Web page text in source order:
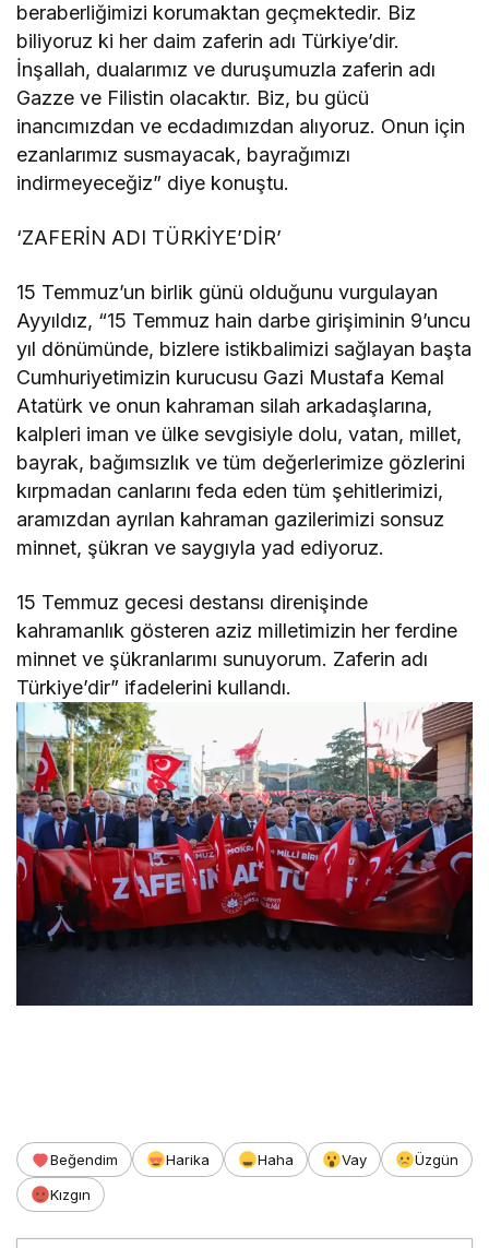
beraberliğimizi korumaktan geçmektedir. Biz
biliyoruz ki her daim zaferin adı Türkiye’dir.
İnşallah, dualarımız ve duruşumuzla zaferin adı
Gazze ve Filistin olacaktır. Biz, bu gücü
inancımızdan ve ecdadımızdan alıyoruz. Onun için
ezanlarımız susmayacak, bayrağımızı
indirmeyeceğiz” diye konuştu.
‘ZAFERİN ADI TÜRKİYE’DİR’
15 Temmuz’un birlik günü olduğunu vurgulayan
Ayyıldız, “15 Temmuz hain darbe girişiminin 9’uncu
yıl dönümünde, bizlere istikbalimizi sağlayan başta
Cumhuriyetimizin kurucusu Gazi Mustafa Kemal
Atatürk ve onun kahraman silah arkadaşlarına,
kalpleri iman ve ülke sevgisiyle dolu, vatan, millet,
bayrak, bağımsızlık ve tüm değerlerimize gözlerini
kırpmadan canlarını feda eden tüm şehitlerimizi,
aramızdan ayrılan kahraman gazilerimizi sonsuz
minnet, şükran ve saygıyla yad ediyoruz.
15 Temmuz gecesi destansı direnişinde
kahramanlık gösteren aziz milletimizin her ferdine
minnet ve şükranlarımı sunuyorum. Zaferin adı
Türkiye’dir” ifadelerini kullandı.
Beğendim Harika Haha Vay
Üzgün
Kızgın